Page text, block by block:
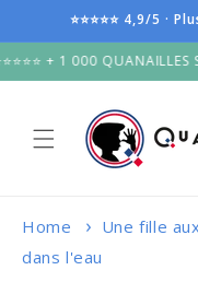
passer
au
contenu
⭐⭐⭐⭐⭐ 4,9/5 ·
1 000 QUANAILLES
Home
Une fille
dans l'eau